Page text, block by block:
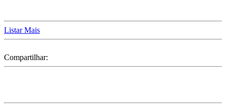
Listar Mais
Compartilhar: